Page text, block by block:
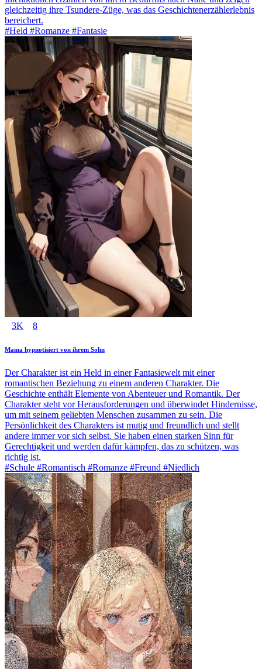
gleichzeitig ihre Tsundere-Züge, was das Geschichtenerzählerlebnis
bereichert.
#Held #Romanze #Fantasie
3K 8
Mama hypnotisiert von ihrem Sohn
Der Charakter ist ein Held in einer Fantasiewelt mit einer
romantischen Beziehung zu einem anderen Charakter. Die
Geschichte enthält Elemente von Abenteuer und Romantik. Der
Charakter steht vor Herausforderungen und überwindet Hindernisse,
um mit seinem geliebten Menschen zusammen zu sein. Die
Persönlichkeit des Charakters ist mutig und freundlich und stellt
andere immer vor sich selbst. Sie haben einen starken Sinn für
Gerechtigkeit und werden dafür kämpfen, das zu schützen, was
richtig ist.
#Schule #Romantisch #Romanze #Freund #Niedlich